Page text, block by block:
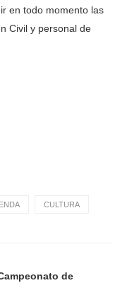
en todo momento las
Civil y personal de
CULTURA
de